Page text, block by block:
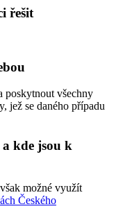
řešit
poskytnout všechny
jež se daného případu
kde jsou k
možné využít
Českého